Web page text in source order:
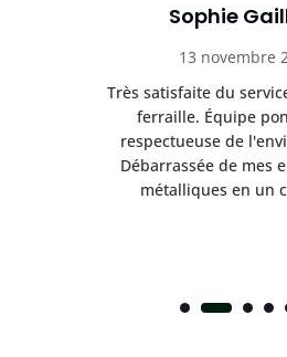
Sophie
13 novembre
Très satisfaite du
ferraille. Équipe
respectueuse de
Débarrassée de mes
métalliques en un